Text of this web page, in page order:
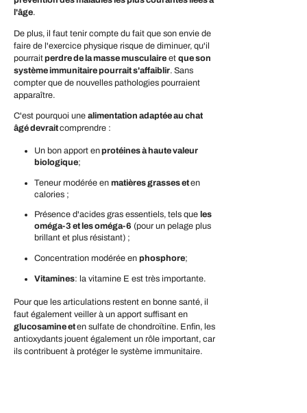
l'âge.
De plus, il faut tenir compte du fait que son envie de
faire de l'exercice physique risque de diminuer, qu'il
pourraitperdre de la masse musculaire et que son
système immunitaire pourrait s'affaiblir. Sans
compter que de nouvelles pathologies pourraient
apparaître.
C'est pourquoi une alimentation adaptée au chat
âgé devraitcomprendre :
Un bon apport enprotéines à haute valeur
biologique;
Teneur modérée en matières grasses eten
calories ;
Présence d'acides gras essentiels, tels que les
oméga-3 et les oméga-6 (pour un pelage plus
brillant et plus résistant) ;
Concentration modérée en phosphore;
Vitamines: la vitamine E est très importante.
Pour que les articulations restent en bonne santé, il
faut également veiller à un apport suffisant en
glucosamine eten sulfate de chondroïtine. Enfin, les
antioxydants jouent également un rôle important, car
ils contribuent à protéger le système immunitaire.